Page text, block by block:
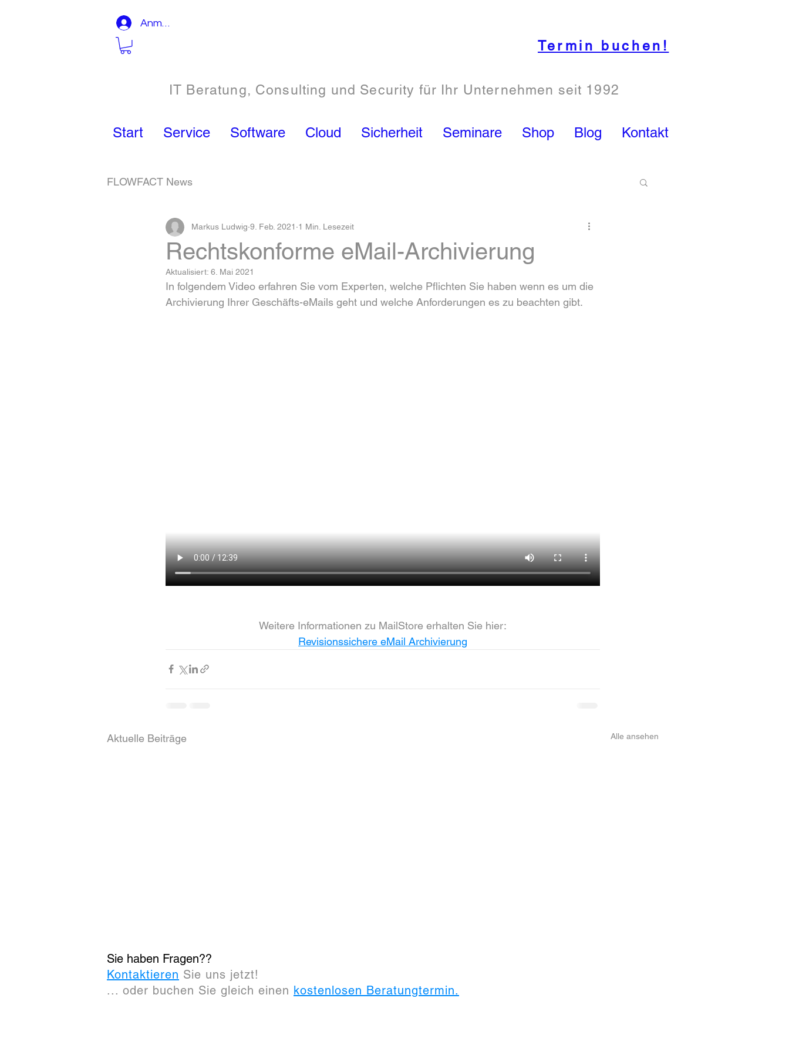
Start Service Software Cloud Sicherheit Seminare Shop Blog Kontakt
IT Beratung, Consulting und Security für Ihr Unternehmen seit 1992
Termin buchen!
Anmelden
FLOWFACT News
Rechtskonforme eMail-Archivierung
Markus Ludwig 9. Feb. 2021 1 Min. Lesezeit
Aktualisiert: 6. Mai 2021
In folgendem Video erfahren Sie vom Experten, welche Pflichten Sie haben wenn es um die
Archivierung Ihrer Geschäfts-eMails geht und welche Anforderungen es zu beachten gibt.
Weitere Informationen zu MailStore erhalten Sie hier:
Revisionssichere eMail Archivierung
Aktuelle Beiträge Alle ansehen
Sie haben Fragen??
Kontaktieren Sie uns jetzt!
... oder buchen Sie gleich einen kostenlosen Beratungtermin.